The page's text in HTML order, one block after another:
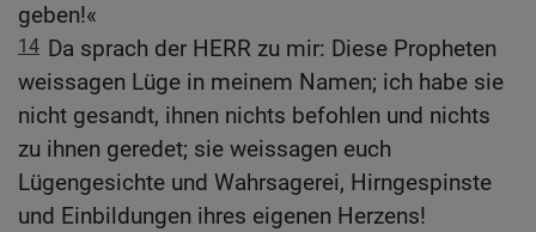
geben!«
14 Da sprach der HERR zu mir: Diese Propheten
weissagen Lüge in meinem Namen; ich habe sie
nicht gesandt, ihnen nichts befohlen und nichts
zu ihnen geredet; sie weissagen euch
Lügengesichte und Wahrsagerei, Hirngespinste
und Einbildungen ihres eigenen Herzens!